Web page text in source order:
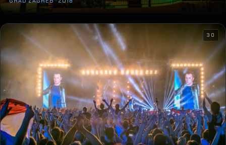
30